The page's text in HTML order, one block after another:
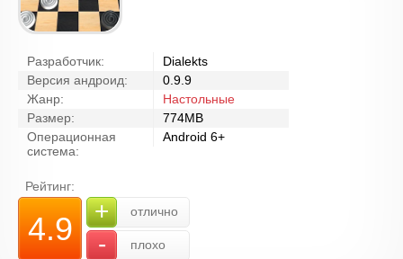
Разработчик:
Dialekts
Версия андроид:
0.9.9
Жанр:
Настольные
Размер:
774MB
Операционная
система:
Android 6+
Рейтинг:
4.9 + отлично
-
плохо